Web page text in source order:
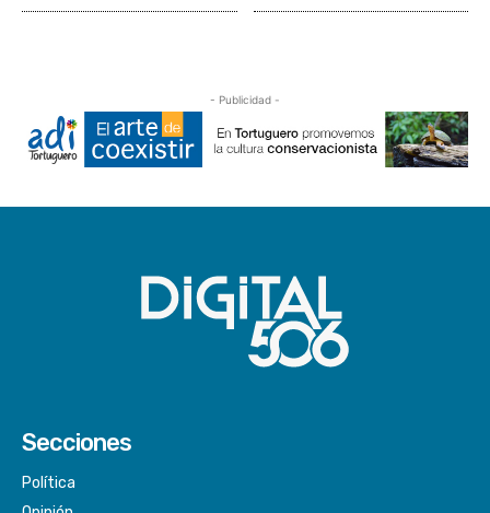
- Publicidad -
Secciones
Política